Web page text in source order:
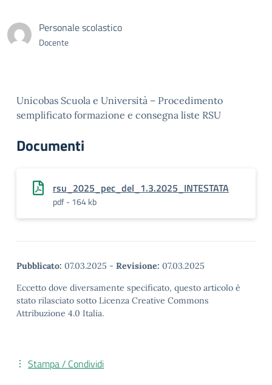
Personale scolastico
Docente
Unicobas Scuola e Università – Procedimento
semplificato formazione e consegna liste RSU
Documenti
rsu_2025_pec_del_1.3.2025_INTESTATA
pdf - 164 kb
Pubblicato: 07.03.2025 - Revisione: 07.03.2025
Eccetto dove diversamente specificato, questo articolo è
stato rilasciato sotto Licenza Creative Commons
Attribuzione 4.0 Italia.
Stampa / Condividi